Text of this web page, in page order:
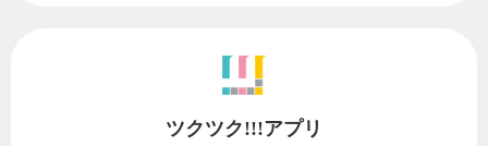
ツクツク!!!アプリ